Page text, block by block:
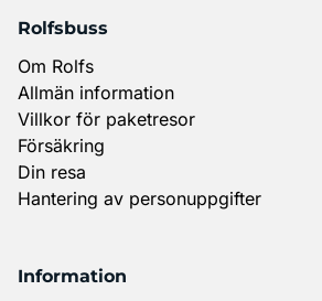
Rolfsbuss
Om Rolfs
Allmän information
Villkor för paketresor
Försäkring
Din resa
Hantering av personuppgifter
Information